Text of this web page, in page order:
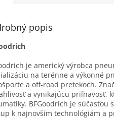
popis
je americký výrobca
na terénne a výkonné
a off-road pretekoch.
a vynikajúcu priľnavosť,
BFGoodrich je súčasťou
k najnovším technológiám a